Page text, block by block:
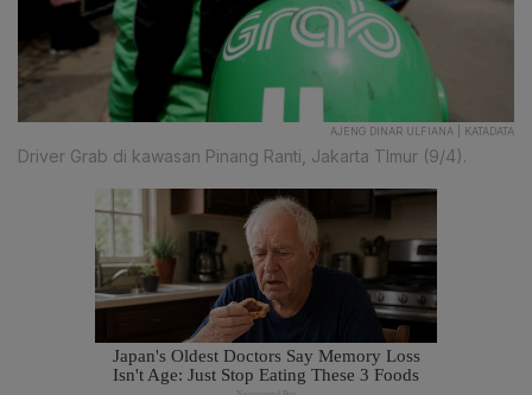
AJENG DINAR ULFIANA | KATADATA
Driver Grab di kawasan Pinang Ranti, Jakarta TImur (9/4).